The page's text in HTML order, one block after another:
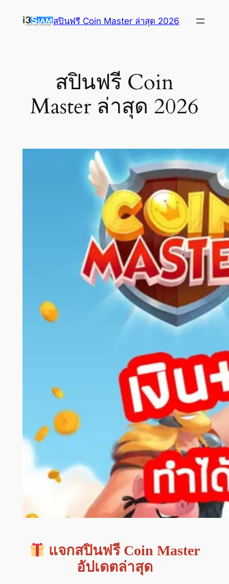
สปินฟรี Coin Master ล่าสุด 2026
สปินฟรี Coin
Master ล่าสุด 2026
แจกสปินฟรี Coin Master
อัปเดตล่าสุด